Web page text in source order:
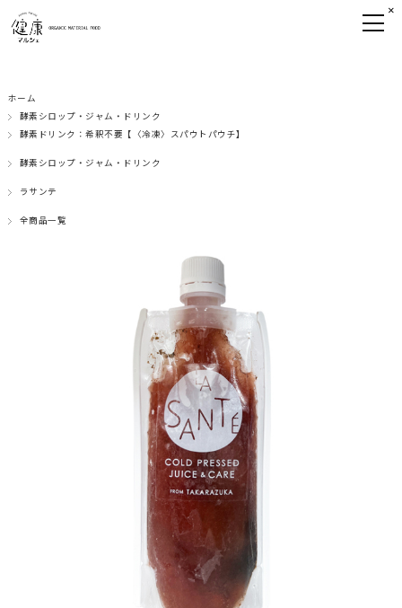
ホーム
酵素シロップ・ジャム・ドリンク
酵素ドリンク：希釈不要【〈冷凍〉スパウトパウチ】
酵素シロップ・ジャム・ドリンク
ラサンテ
全商品一覧
×